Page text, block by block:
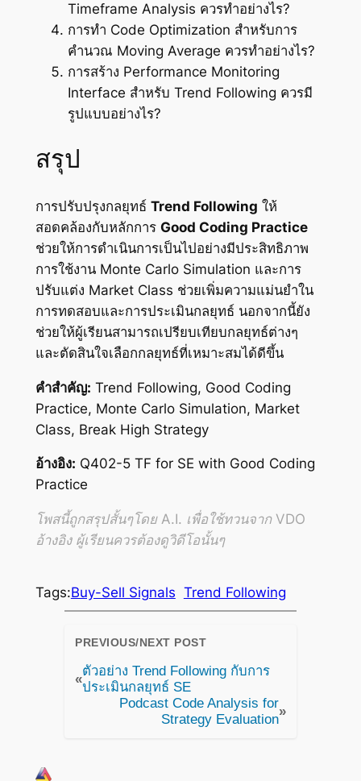
Timeframe Analysis ควรทำอย่างไร?
การทำ Code Optimization สำหรับการ
คำนวณ Moving Average ควรทำอย่างไร?
การสร้าง Performance Monitoring
Interface สำหรับ Trend Following ควรมี
รูปแบบอย่างไร?
สรุป
การปรับปรุงกลยุทธ์ Trend Following ให้
สอดคล้องกับหลักการ Good Coding Practice
ช่วยให้การดำเนินการเป็นไปอย่างมีประสิทธิภาพ
การใช้งาน Monte Carlo Simulation และการ
ปรับแต่ง Market Class ช่วยเพิ่มความแม่นยำใน
การทดสอบและการประเมินกลยุทธ์ นอกจากนี้ยัง
ช่วยให้ผู้เรียนสามารถเปรียบเทียบกลยุทธ์ต่างๆ
และตัดสินใจเลือกกลยุทธ์ที่เหมาะสมได้ดีขึ้น
คำสำคัญ: Trend Following, Good Coding
Practice, Monte Carlo Simulation, Market
Class, Break High Strategy
อ้างอิง: Q402-5 TF for SE with Good Coding
Practice
โพสนี้ถูกสรุปสั้นๆโดย A.I. เพื่อใช้ทวนจาก VDO
อ้างอิง ผู้เรียนควรต้องดูวิดีโอนั้นๆ
Tags:Buy-Sell Signals Trend Following
PREVIOUS/NEXT POST
«
ตัวอย่าง Trend Following กับการ
ประเมินกลยุทธ์ SE
Podcast Code Analysis for
Strategy Evaluation
»